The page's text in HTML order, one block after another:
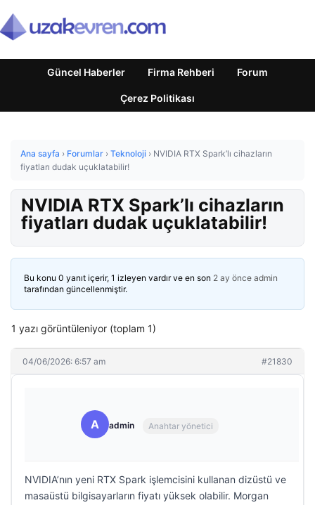
Güncel Haberler Firma Rehberi Forum
Çerez Politikası
Ana sayfa › Forumlar › Teknoloji › NVIDIA RTX Spark’lı cihazların
fiyatları dudak uçuklatabilir!
NVIDIA RTX Spark’lı cihazların
fiyatları dudak uçuklatabilir!
Bu konu 0 yanıt içerir, 1 izleyen vardır ve en son 2 ay önce admin
tarafından güncellenmiştir.
1 yazı görüntüleniyor (toplam 1)
04/06/2026: 6:57 am #21830
A admin Anahtar yönetici
NVIDIA’nın yeni RTX Spark işlemcisini kullanan dizüstü ve
masaüstü bilgisayarların fiyatı yüksek olabilir. Morgan